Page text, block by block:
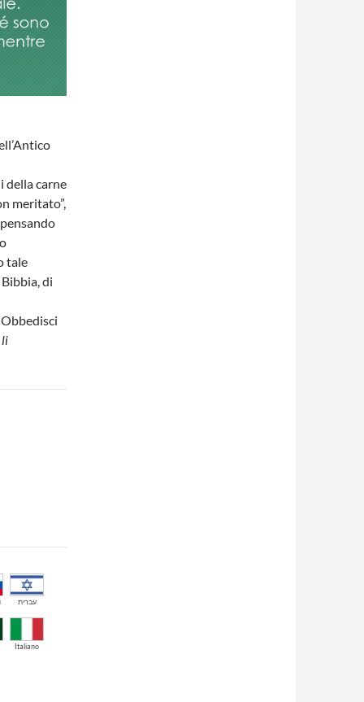
della carne
meritato”,
tale
di
li
עברית
Italiano